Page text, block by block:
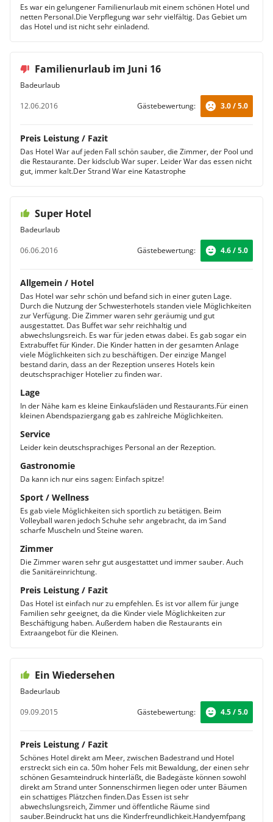
Es war ein gelungener Familienurlaub mit einem schönen Hotel und
netten Personal.Die Verpflegung war sehr vielfältig. Das Gebiet um
das Hotel und ist nicht sehr einladend.
Familienurlaub im Juni 16
Badeurlaub
12.06.2016
Gästebewertung: 3.0 / 5.0
Preis Leistung / Fazit
Das Hotel War auf jeden Fall schön sauber, die Zimmer, der Pool und
die Restaurante. Der kidsclub War super. Leider War das essen nicht
gut, immer kalt.Der Strand War eine Katastrophe
Super Hotel
Badeurlaub
06.06.2016
Gästebewertung: 4.6 / 5.0
Allgemein / Hotel
Das Hotel war sehr schön und befand sich in einer guten Lage.
Durch die Nutzung der Schwesterhotels standen viele Möglichkeiten
zur Verfügung. Die Zimmer waren sehr geräumig und gut
ausgestattet. Das Buffet war sehr reichhaltig und
abwechslungsreich. Es war für jeden etwas dabei. Es gab sogar ein
Extrabuffet für Kinder. Die Kinder hatten in der gesamten Anlage
viele Möglichkeiten sich zu beschäftigen. Der einzige Mangel
bestand darin, dass an der Rezeption unseres Hotels kein
deutschsprachiger Hotelier zu finden war.
Lage
In der Nähe kam es kleine Einkaufsläden und Restaurants.Für einen
kleinen Abendspaziergang gab es zahlreiche Möglichkeiten.
Service
Leider kein deutschsprachiges Personal an der Rezeption.
Gastronomie
Da kann ich nur eins sagen: Einfach spitze!
Sport / Wellness
Es gab viele Möglichkeiten sich sportlich zu betätigen. Beim
Volleyball waren jedoch Schuhe sehr angebracht, da im Sand
scharfe Muscheln und Steine waren.
Zimmer
Die Zimmer waren sehr gut ausgestattet und immer sauber. Auch
die Sanitäreinrichtung.
Preis Leistung / Fazit
Das Hotel ist einfach nur zu empfehlen. Es ist vor allem für junge
Familien sehr geeignet, da die Kinder viele Möglichkeiten zur
Beschäftigung haben. Außerdem haben die Restaurants ein
Extraangebot für die Kleinen.
Ein Wiedersehen
Badeurlaub
09.09.2015
Gästebewertung: 4.5 / 5.0
Preis Leistung / Fazit
Schönes Hotel direkt am Meer, zwischen Badestrand und Hotel
erstreckt sich ein ca. 50m hoher Fels mit Bewaldung, der einen sehr
schönen Gesamteindruck hinterläßt, die Badegäste können sowohl
direkt am Strand unter Sonnenschirmen liegen oder unter Bäumen
ein schattiges Plätzchen finden.Das Essen ist sehr
abwechslungsreich, Zimmer und öffentliche Räume sind
sauber.Beindruckt hat uns die Kinderfreundlichkeit.Handyemfpang